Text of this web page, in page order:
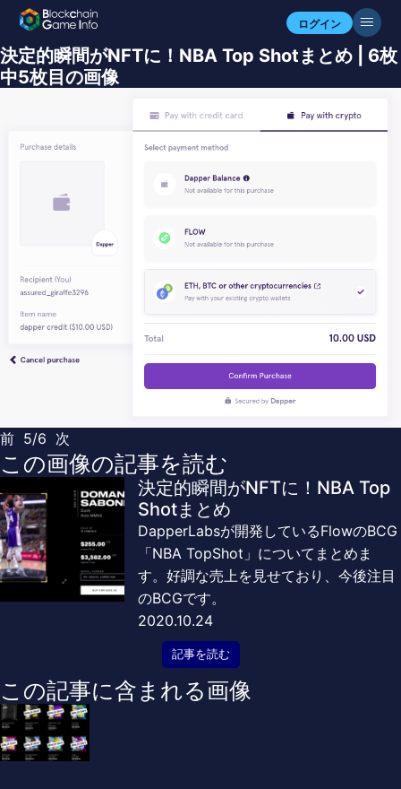
ログイン
決定的瞬間がNFTに！NBA Top Shotまとめ | 6枚
中5枚目の画像
前 5/6 次
この画像の記事を読む
決定的瞬間がNFTに！NBA Top
Shotまとめ
DapperLabsが開発しているFlowのBCG
「NBA TopShot」についてまとめま
す。好調な売上を見せており、今後注目
のBCGです。
2020.10.24
記事を読む
この記事に含まれる画像